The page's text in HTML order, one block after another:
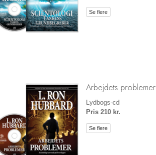
Se flere
Arbejdets problemer
Lydbogs-cd
Pris 210 kr.
Se flere